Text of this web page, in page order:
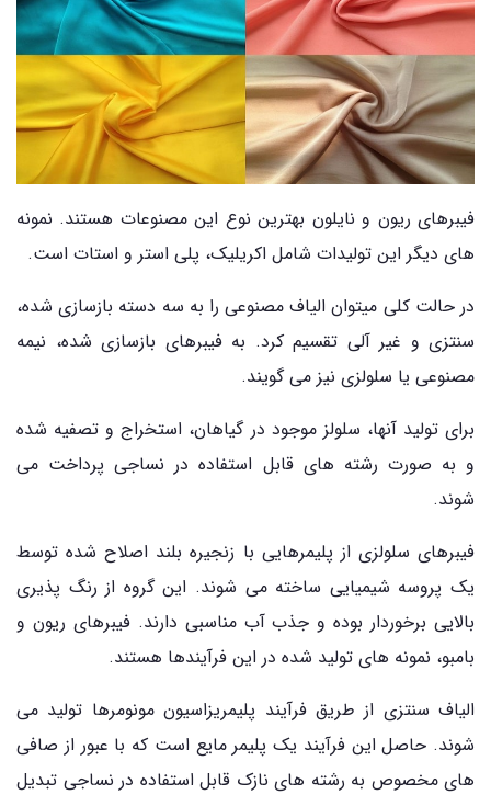
فیبرهای ریون و نایلون بهترین نوع این مصنوعات هستند. نمونه
های دیگر این تولیدات شامل اکریلیک، پلی استر و استات است.
در حالت کلی میتوان الیاف مصنوعی را به سه دسته بازسازی شده،
سنتزی و غیر آلی تقسیم کرد. به فیبرهای بازسازی شده، نیمه
مصنوعی یا سلولزی نیز می گویند.
برای تولید آنها، سلولز موجود در گیاهان، استخراج و تصفیه شده
و به صورت رشته های قابل استفاده در نساجی پرداخت می
شوند.
فیبرهای سلولزی از پلیمرهایی با زنجیره بلند اصلاح شده توسط
یک پروسه شیمیایی ساخته می شوند. این گروه از رنگ پذیری
بالایی برخوردار بوده و جذب آب مناسبی دارند. فیبرهای ریون و
بامبو، نمونه های تولید شده در این فرآیندها هستند.
الیاف سنتزی از طریق فرآیند پلیمریزاسیون مونومرها تولید می
شوند. حاصل این فرآیند یک پلیمر مایع است که با عبور از صافی
های مخصوص به رشته های نازک قابل استفاده در نساجی تبدیل